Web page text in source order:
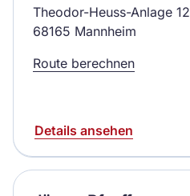
Theodor-Heuss-Anlage 12
68165 Mannheim
Route berechnen
Details ansehen